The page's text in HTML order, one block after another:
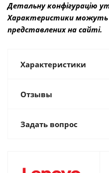
Детальну конфігурацію
Характеристики можуть
представлених на сайті.
Характеристики
Отзывы
Задать вопрос